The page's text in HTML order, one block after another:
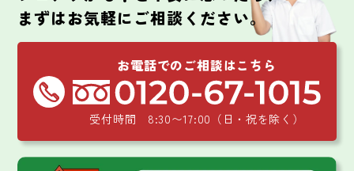
まずはお気軽にご相談ください。
お電話でのご相談はこちら
受付時間 8:30〜17:00（日・祝を除く）